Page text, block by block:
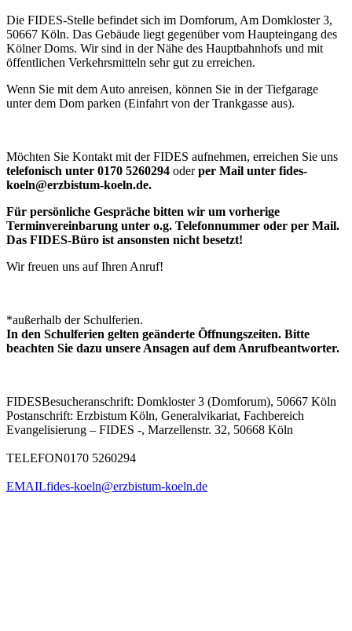
Die FIDES-Stelle befindet sich im Domforum, Am Domkloster 3,
50667 Köln. Das Gebäude liegt gegenüber vom Haupteingang des
Kölner Doms. Wir sind in der Nähe des Hauptbahnhofs und mit
öffentlichen Verkehrsmitteln sehr gut zu erreichen.
Wenn Sie mit dem Auto anreisen, können Sie in der Tiefgarage
unter dem Dom parken (Einfahrt von der Trankgasse aus).
Möchten Sie Kontakt mit der FIDES aufnehmen, erreichen Sie uns
telefonisch unter 0170 5260294 oderper Mail unter fides-
koeln@erzbistum-koeln.de.
Für persönliche Gespräche bitten wir um vorherige
Terminvereinbarung unter o.g. Telefonnummer oder per Mail.
Das FIDES-Büro ist ansonsten nicht besetzt!
Wir freuen uns auf Ihren Anruf!
*außerhalb der Schulferien.
In den Schulferien gelten geänderte Öffnungszeiten. Bitte
beachten Sie dazu unsere Ansagen auf dem Anrufbeantworter.
FIDESBesucheranschrift: Domkloster 3 (Domforum), 50667 Köln
Postanschrift: Erzbistum Köln, Generalvikariat, Fachbereich
Evangelisierung – FIDES -, Marzellenstr. 32, 50668 Köln
TELEFON0170 5260294
EMAILfides-koeln@erzbistum-koeln.de